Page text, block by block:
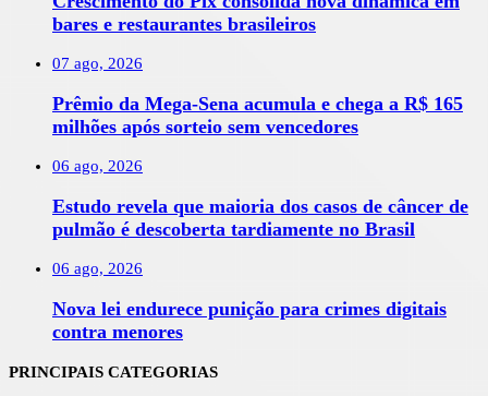
bares e restaurantes brasileiros
07 ago, 2026
Prêmio da Mega-Sena acumula e chega a R$ 165
milhões após sorteio sem vencedores
06 ago, 2026
Estudo revela que maioria dos casos de câncer de
pulmão é descoberta tardiamente no Brasil
06 ago, 2026
Nova lei endurece punição para crimes digitais
contra menores
PRINCIPAIS CATEGORIAS